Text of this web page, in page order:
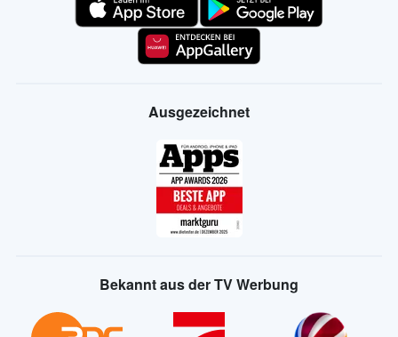
Ausgezeichnet
Bekannt aus der TV Werbung